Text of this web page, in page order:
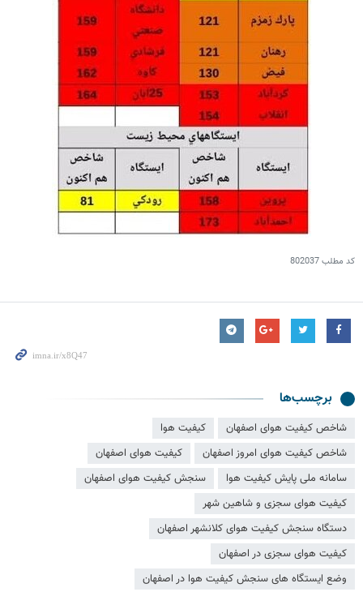
کد مطلب802037
برچسب‌ها
شاخص کیفیت هوای اصفهان
کیفیت هوا
شاخص کیفیت هوای امروز اصفهان
کیفیت هوای اصفهان
سامانه ملی پایش کیفیت هوا
سنجش کیفیت هوای اصفهان
کیفیت هوای سجزی و شاهین شهر
دستگاه سنجش کیفیت هوای کلانشهر اصفهان
کیفیت هوای سجزی در اصفهان
وضع ایستگاه های سنجش کیفیت هوا در اصفهان